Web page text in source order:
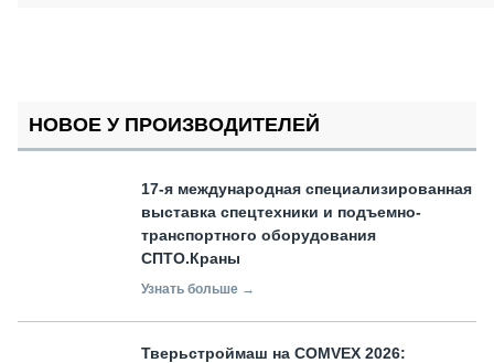
НОВОЕ У ПРОИЗВОДИТЕЛЕЙ
17-я международная специализированная
выставка спецтехники и подъемно-
транспортного оборудования
СПТО.Краны
Узнать больше →
Тверьстроймаш на COMVEX 2026: